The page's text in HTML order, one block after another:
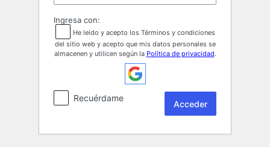
Ingresa con:
He leído y acepto los Términos y condiciones
del sitio web y acepto que mis datos personales se
almacenen y utilicen según la Política de privacidad.
Recuérdame